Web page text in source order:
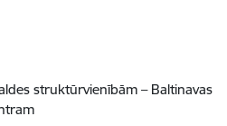
struktūrvienībām – Baltinavas